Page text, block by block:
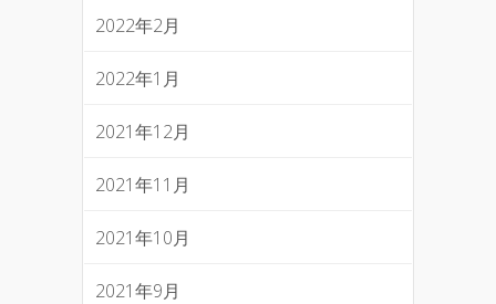
2022年2月
2022年1月
2021年12月
2021年11月
2021年10月
2021年9月